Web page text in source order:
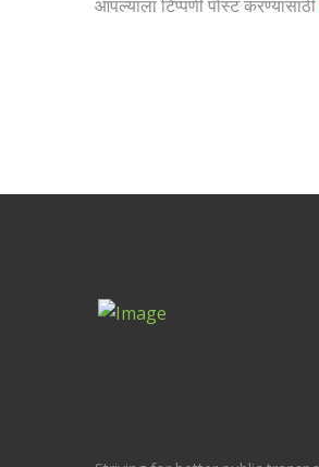
आपल्याला टिप्पणी पोस्ट करण्यासाठी